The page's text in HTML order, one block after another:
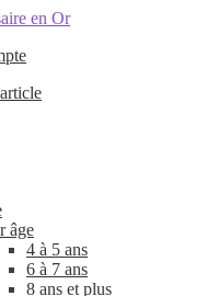
âge
4 à 5 ans
6 à 7 ans
8 ans et plus